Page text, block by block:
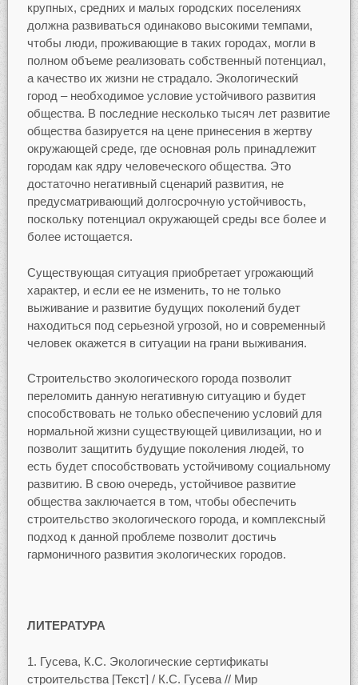
крупных, средних и малых городских поселениях
должна развиваться одинаково высокими темпами,
чтобы люди, проживающие в таких городах, могли в
полном объеме реализовать собственный потенциал,
а качество их жизни не страдало. Экологический
город – необходимое условие устойчивого развития
общества. В последние несколько тысяч лет развитие
общества базируется на цене принесения в жертву
окружающей среде, где основная роль принадлежит
городам как ядру человеческого общества. Это
достаточно негативный сценарий развития, не
предусматривающий долгосрочную устойчивость,
поскольку потенциал окружающей среды все более и
более истощается.
Существующая ситуация приобретает угрожающий
характер, и если ее не изменить, то не только
выживание и развитие будущих поколений будет
находиться под серьезной угрозой, но и современный
человек окажется в ситуации на грани выживания.
Строительство экологического города позволит
переломить данную негативную ситуацию и будет
способствовать не только обеспечению условий для
нормальной жизни существующей цивилизации, но и
позволит защитить будущие поколения людей, то
есть будет способствовать устойчивому социальному
развитию. В свою очередь, устойчивое развитие
общества заключается в том, чтобы обеспечить
строительство экологического города, и комплексный
подход к данной проблеме позволит достичь
гармоничного развития экологических городов.
ЛИТЕРАТУРА
Гусева, К.С. Экологические сертификаты
строительства [Текст] / К.С. Гусева // Мир